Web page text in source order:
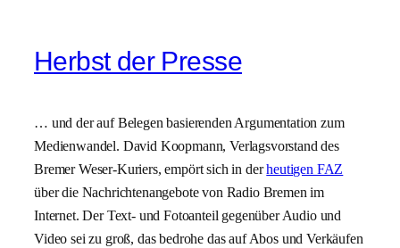
Herbst der Presse
… und der auf Belegen basierenden Argumentation zum
Medienwandel. David Koopmann, Verlagsvorstand des
Bremer Weser-Kuriers, empört sich in derheutigen FAZ
über die Nachrichtenangebote von Radio Bremen im
Internet. Der Text- und Fotoanteil gegenüber Audio und
Video sei zu groß, das bedrohe das auf Abos und Verkäufen